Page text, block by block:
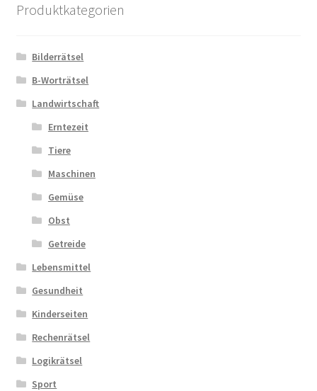
Kostenlose Rätsel
Mein Konto
Über Rätselkind
Versandarten
Widerrufsbelehrung
Produktkategorien
Bilderrätsel
B-Worträtsel
Landwirtschaft
Erntezeit
Tiere
Maschinen
Gemüse
Obst
Getreide
Lebensmittel
Gesundheit
Kinderseiten
Rechenrätsel
Logikrätsel
Sport